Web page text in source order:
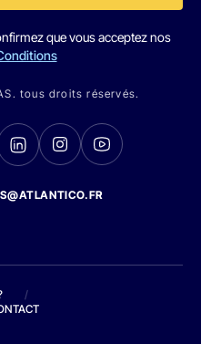
que vous acceptez nos
tous droits réservés.
/